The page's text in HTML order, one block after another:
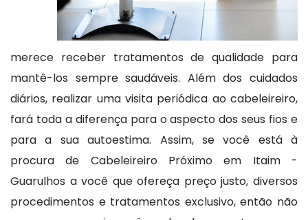
merece receber tratamentos de qualidade para
mantê-los sempre saudáveis. Além dos cuidados
diários, realizar uma visita periódica ao cabeleireiro,
fará toda a diferença para o aspecto dos seus fios e
para a sua autoestima. Assim, se você está à
procura de Cabeleireiro Próximo em Itaim -
Guarulhos a você que ofereça preço justo, diversos
procedimentos e tratamentos exclusivo, então não